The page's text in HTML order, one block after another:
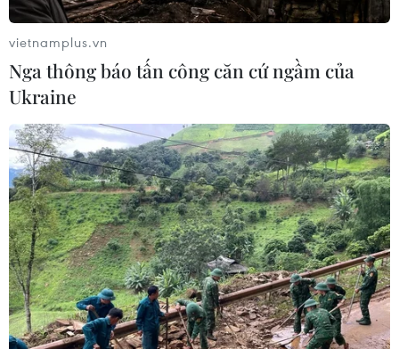
vietnamplus.vn
Nga thông báo tấn công căn cứ ngầm của
Ukraine